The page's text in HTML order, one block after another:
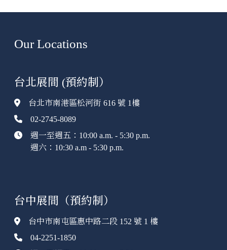
Our Locations
台北展間 (預約制）
台北市南港區松河街 616 號 1樓
02-2745-8089
週一至週五：10:00 a.m. - 5:30 p.m.
週六：10:30 a.m - 5:30 p.m.
台中展間（預約制）
台中市南屯區惠中路二段 152 號 1 樓
04-2251-1850